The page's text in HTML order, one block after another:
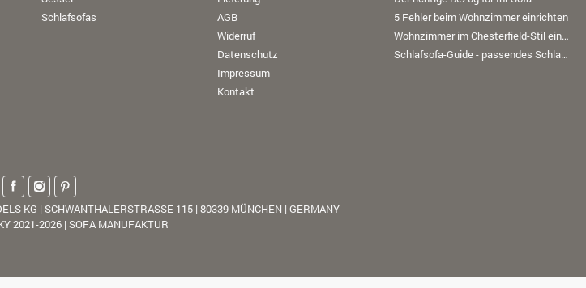
Schlafsofas
AGB
Widerruf
Datenschutz
Impressum
Kontakt
5 Fehler beim Wohnzimmer einrichten
Wohnzimmer im Chesterfield-Stil einrichten
Schlafsofa-Guide - passendes Schlafsofa finden
KG | SCHWANTHALERSTRASSE 115 | 80339 MÜNCHEN | GERMANY
2021-2026 | SOFA MANUFAKTUR